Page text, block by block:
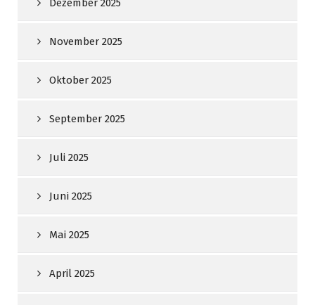
Dezember 2025
November 2025
Oktober 2025
September 2025
Juli 2025
Juni 2025
Mai 2025
April 2025